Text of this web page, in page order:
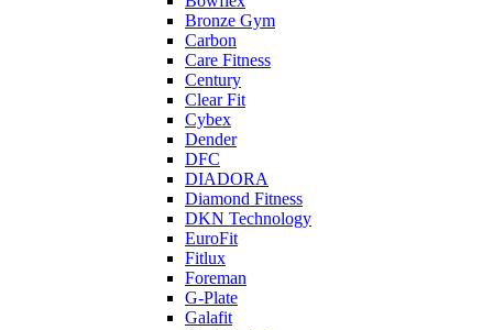
Bronze Gym
Carbon
Care Fitness
Century
Clear Fit
Cybex
Dender
DFC
DIADORA
Diamond Fitness
DKN Technology
EuroFit
Fitlux
Foreman
G-Plate
Galafit